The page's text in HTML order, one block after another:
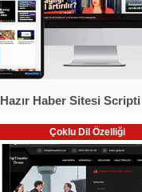
Hazır Haber Sitesi
Çoklu Dil Özelliği